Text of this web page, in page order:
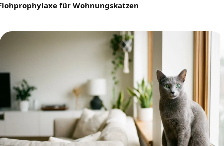
für Wohnungskatzen